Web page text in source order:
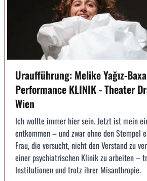
Uraufführung: Melike Yağız-
Performance KLINIK - Theater
Wien
Ich wollte immer hier sein. Jetzt ist mein
entkommen – und zwar ohne den Stempel
Frau, die versucht, nicht den Verstand zu
einer psychiatrischen Klinik zu arbeiten –
Institutionen und trotz ihrer Misanthropie.